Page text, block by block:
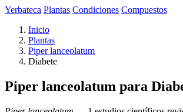
Yerbateca Plantas Condiciones Compuestos
Inicio
Plantas
Piper lanceolatum
Diabete
Piper lanceolatum para